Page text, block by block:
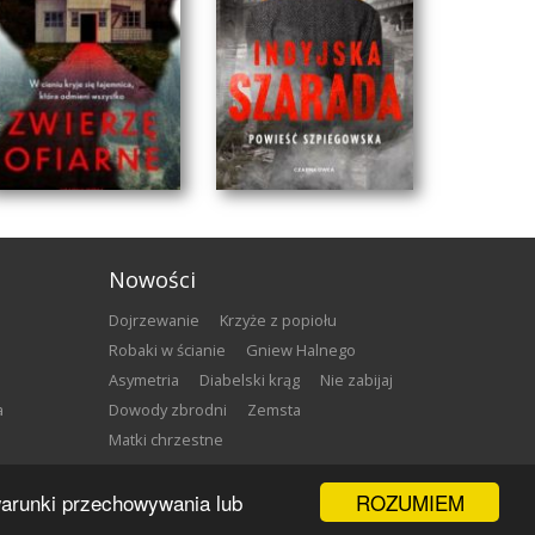
ROZUMIEM
przechowywania lub
Henrik Fexeus Marcin Faliński
Nowości
Dojrzewanie
Krzyże z popiołu
Robaki w ścianie
Gniew Halnego
Asymetria
Diabelski krąg
Nie zabijaj
Dowody zbrodni
Zemsta
Matki chrzestne